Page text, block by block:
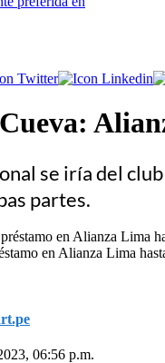
se iría del
partes.
en Alianza Lima
06:56 p.m.